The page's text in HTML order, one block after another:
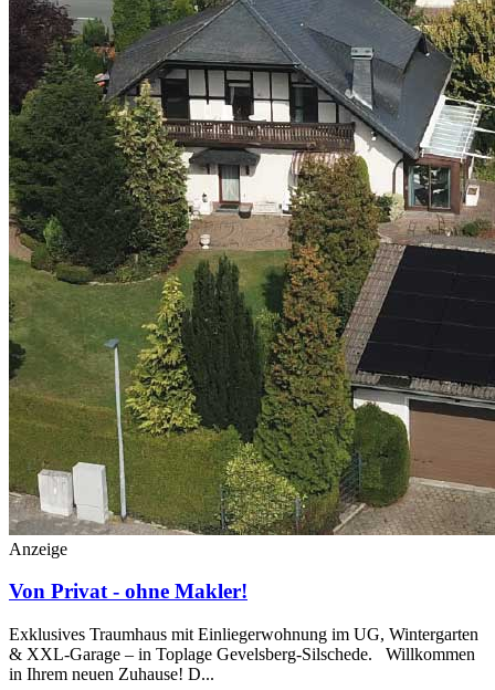
Anzeige
Von Privat - ohne Makler!
Exklusives Traumhaus mit Einliegerwohnung im UG, Wintergarten
& XXL-Garage – in Toplage Gevelsberg-Silschede. Willkommen
in Ihrem neuen Zuhause! D...